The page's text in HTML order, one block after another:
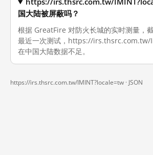
国大陆被屏蔽吗？
根据 GreatFire 对防火长城的实时测量，
最近一次测试，https://irs.thsrc.com.tw/
在中国大陆数据不足。
https://irs.thsrc.com.tw/IMINT?locale=tw · JSON